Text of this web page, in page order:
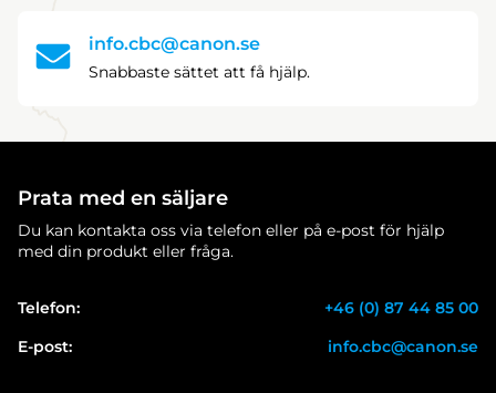
info.cbc@canon.se
Snabbaste sättet att få hjälp.
Prata med en säljare
Du kan kontakta oss via telefon eller på e-post för hjälp
med din produkt eller fråga.
Telefon:
+46 (0) 87 44 85 00
E-post:
info.cbc@canon.se